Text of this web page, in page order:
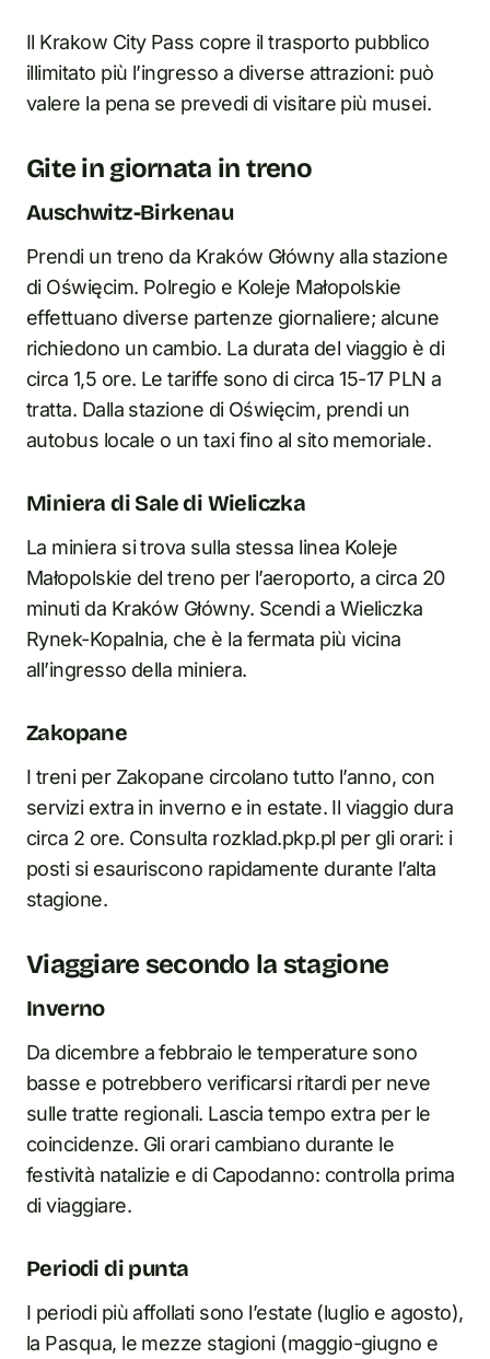
Il Krakow City Pass copre il trasporto pubblico
illimitato più l’ingresso a diverse attrazioni: può
valere la pena se prevedi di visitare più musei.
Gite in giornata in treno
Auschwitz-Birkenau
Prendi un treno da Kraków Główny alla stazione
di Oświęcim. Polregio e Koleje Małopolskie
effettuano diverse partenze giornaliere; alcune
richiedono un cambio. La durata del viaggio è di
circa 1,5 ore. Le tariffe sono di circa 15-17 PLN a
tratta. Dalla stazione di Oświęcim, prendi un
autobus locale o un taxi fino al sito memoriale.
Miniera di Sale di Wieliczka
La miniera si trova sulla stessa linea Koleje
Małopolskie del treno per l’aeroporto, a circa 20
minuti da Kraków Główny. Scendi a Wieliczka
Rynek-Kopalnia, che è la fermata più vicina
all’ingresso della miniera.
Zakopane
I treni per Zakopane circolano tutto l’anno, con
servizi extra in inverno e in estate. Il viaggio dura
circa 2 ore. Consulta rozklad.pkp.pl per gli orari: i
posti si esauriscono rapidamente durante l’alta
stagione.
Viaggiare secondo la stagione
Inverno
Da dicembre a febbraio le temperature sono
basse e potrebbero verificarsi ritardi per neve
sulle tratte regionali. Lascia tempo extra per le
coincidenze. Gli orari cambiano durante le
festività natalizie e di Capodanno: controlla prima
di viaggiare.
Periodi di punta
I periodi più affollati sono l’estate (luglio e agosto),
la Pasqua, le mezze stagioni (maggio-giugno e